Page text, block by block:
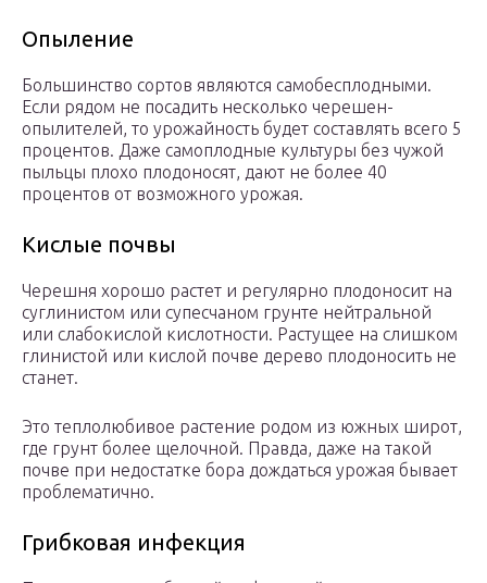
Опыление
Большинство сортов являются самобесплодными.
Если рядом не посадить несколько черешен-
опылителей, то урожайность будет составлять всего 5
процентов. Даже самоплодные культуры без чужой
пыльцы плохо плодоносят, дают не более 40
процентов от возможного урожая.
Кислые почвы
Черешня хорошо растет и регулярно плодоносит на
суглинистом или супесчаном грунте нейтральной
или слабокислой кислотности. Растущее на слишком
глинистой или кислой почве дерево плодоносить не
станет.
Это теплолюбивое растение родом из южных широт,
где грунт более щелочной. Правда, даже на такой
почве при недостатке бора дождаться урожая бывает
проблематично.
Грибковая инфекция